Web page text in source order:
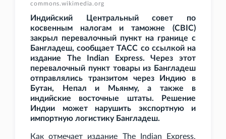
commons.wikimedia.org
Индийский Центральный совет по
косвенным налогам и таможне (CBIC)
закрыл перевалочный пункт на границе с
Бангладеш, сообщает ТАСС со ссылкой на
издание The Indian Express. Через этот
перевалочный пункт товары из Бангладеш
отправлялись транзитом через Индию в
Бутан, Непал и Мьянму, а также в
индийские восточные штаты. Решение
Индии может нарушить экспортную и
импортную логистику Бангладеш.
Как отмечает издание The Indian Express,